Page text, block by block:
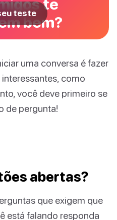
te
bem?
teste
uma conversa é fazer
como
você deve primeiro se
de pergunta!
abertas?
que exigem que
está falando responda